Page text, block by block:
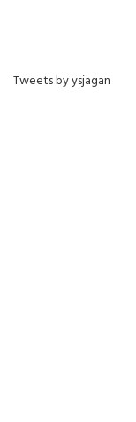
Tweets by ysjagan